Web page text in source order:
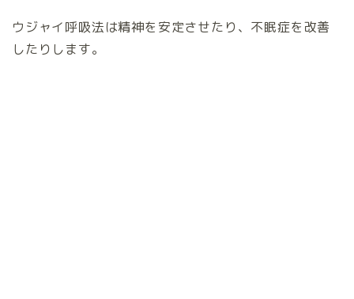
ウジャイ呼吸法は精神を安定させたり、不眠症を改善
したりします。